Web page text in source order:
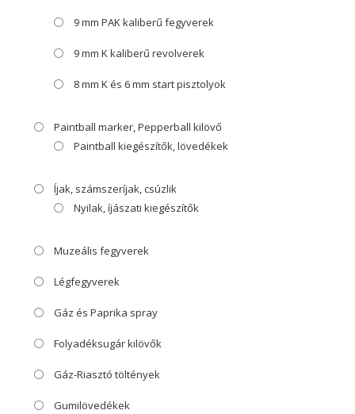
9 mm PAK kaliberű fegyverek
9 mm K kaliberű revolverek
8 mm K és 6 mm start pisztolyok
Paintball marker, Pepperball kilövő
Paintball kiegészítők, lövedékek
Íjak, számszeríjak, csúzlik
Nyilak, íjászati kiegészítők
Muzeális fegyverek
Légfegyverek
Gáz és Paprika spray
Folyadéksugár kilövők
Gáz-Riasztó töltények
Gumilövedékek